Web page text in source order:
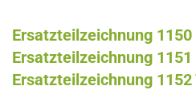
Ersatzteilzeichnung 1150
Ersatzteilzeichnung 1151
Ersatzteilzeichnung 1152